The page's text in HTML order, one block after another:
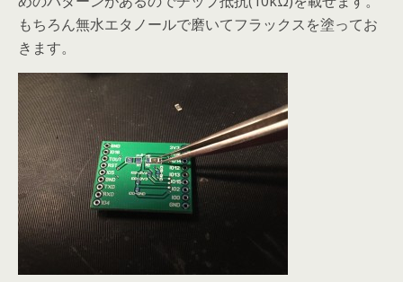
もちろん無水エタノールで磨いてフラックスを塗ってお
きます。